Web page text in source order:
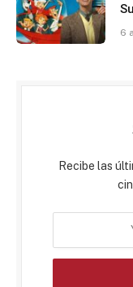
6
Recibe las